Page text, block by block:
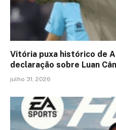
Vitória puxa histórico de
declaração sobre Luan
julho 31, 2026